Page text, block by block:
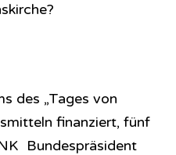
des „Tages von
finanziert, fünf
Bundespräsident